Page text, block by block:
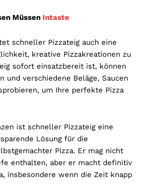
Müssen Intaste
schneller Pizzateig auch eine
kreative Pizzakreationen zu
sofort einsatzbereit ist, können
und verschiedene Beläge, Saucen
um Ihre perfekte Pizza
ist schneller Pizzateig eine
Lösung für die
Pizza. Er mag nicht
enthalten, aber er macht definitiv
insbesondere wenn die Zeit knapp